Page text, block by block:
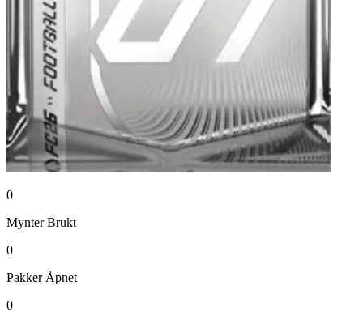
0
Mynter Brukt
0
Pakker Åpnet
0